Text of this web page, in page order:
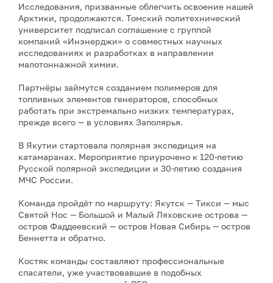
Исследования, призванные облегчить освоение нашей
Арктики, продолжаются. Томский политехнический
университет подписал соглашение с группой
компаний «Инэнерджи» о совместных научных
исследованиях и разработках в направлении
малотоннажной химии.
Партнёры займутся созданием полимеров для
топливных элементов генераторов, способных
работать при экстремально низких температурах,
прежде всего — в условиях Заполярья.
В Якутии стартовала полярная экспедиция на
катамаранах. Мероприятие приурочено к 120-летию
Русской полярной экспедиции и 30-летию создания
МЧС России.
Команда пройдёт по маршруту: Якутск — Тикси — мыс
Святой Нос — Большой и Малый Ляховские острова —
остров Фаддеевский — остров Новая Сибирь — остров
Беннетта и обратно.
Костяк команды составляют профессиональные
спасатели, уже участвовавшие в подобных